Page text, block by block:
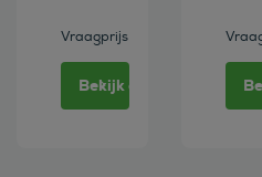
Vraagprijs
Bekijk deze auto